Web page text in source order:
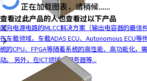
面向电源电路的MLCC解决方案（输出电容器的最佳
在车载领域，车载ADAS ECU、Autonomous ECU等
统的CPU、FPGA等随着系统的高性能、高功能化，
动。 另外，在ICT领域，服务器等...
正在加载图表，请稍候......
查看过此产品的人也查看过以下产品